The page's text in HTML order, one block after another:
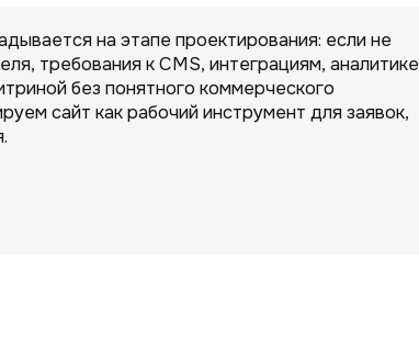
на этапе проектирования: если не
требования к CMS, интеграциям, аналитике
без понятного коммерческого
сайт как рабочий инструмент для заявок,